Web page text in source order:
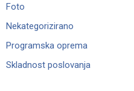
Foto
Nekategorizirano
Programska oprema
Skladnost poslovanja